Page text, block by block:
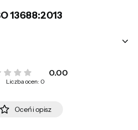
13688:2013
0.00
Liczba ocen: 0
Oceń i opisz